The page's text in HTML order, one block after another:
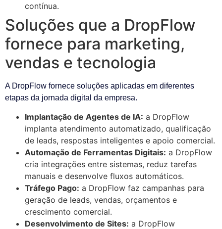
contínua.
Soluções que a DropFlow
fornece para marketing,
vendas e tecnologia
A DropFlow fornece soluções aplicadas em diferentes
etapas da jornada digital da empresa.
Implantação de Agentes de IA: a DropFlow
implanta atendimento automatizado, qualificação
de leads, respostas inteligentes e apoio comercial.
Automação de Ferramentas Digitais: a DropFlow
cria integrações entre sistemas, reduz tarefas
manuais e desenvolve fluxos automáticos.
Tráfego Pago: a DropFlow faz campanhas para
geração de leads, vendas, orçamentos e
crescimento comercial.
Desenvolvimento de Sites: a DropFlow